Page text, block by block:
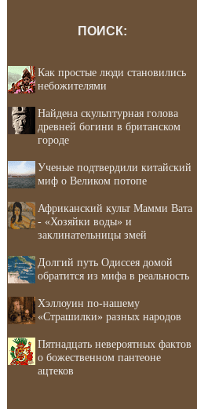
ПОИСК:
Как простые люди становились
небожителями
Найдена скульптурная голова
древней богини в британском
городе
Ученые подтвердили китайский
миф о Великом потопе
Африканский культ Мамми Вата
- «Хозяйки воды» и
заклинательницы змей
Долгий путь Одиссея домой
обратится из мифа в реальность
Хэллоуин по-нашему
«Страшилки» разных народов
Пятнадцать невероятных фактов
о божественном пантеоне
ацтеков